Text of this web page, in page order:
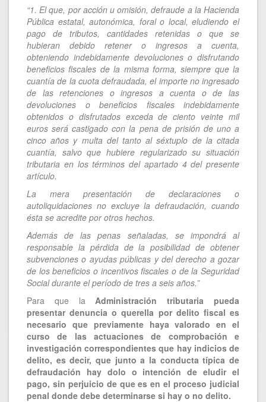
“1. El que, por acción u omisión, defraude a la Hacienda
Pública estatal, autonómica, foral o local, eludiendo el
pago de tributos, cantidades retenidas o que se
hubieran debido retener o ingresos a cuenta,
obteniendo indebidamente devoluciones o disfrutando
beneficios fiscales de la misma forma, siempre que la
cuantía de la cuota defraudada, el importe no ingresado
de las retenciones o ingresos a cuenta o de las
devoluciones o beneficios fiscales indebidamente
obtenidos o disfrutados exceda de ciento veinte mil
euros será castigado con la pena de prisión de uno a
cinco años y multa del tanto al séxtuplo de la citada
cuantía, salvo que hubiere regularizado su situación
tributaria en los términos del apartado 4 del presente
artículo.
La mera presentación de declaraciones o
autoliquidaciones no excluye la defraudación, cuando
ésta se acredite por otros hechos.
Además de las penas señaladas, se impondrá al
responsable la pérdida de la posibilidad de obtener
subvenciones o ayudas públicas y del derecho a gozar
de los beneficios o incentivos fiscales o de la Seguridad
Social durante el período de tres a seis años.”
Para que la Administración tributaria pueda
presentar denuncia o querella por delito fiscal es
necesario que previamente haya valorado en el
curso de las actuaciones de comprobación e
investigación correspondientes que hay indicios de
delito, es decir, que junto a la conducta típica de
defraudación hay dolo o intención de eludir el
pago, sin perjuicio de que es en el proceso judicial
penal donde debe determinarse si hay o no delito.